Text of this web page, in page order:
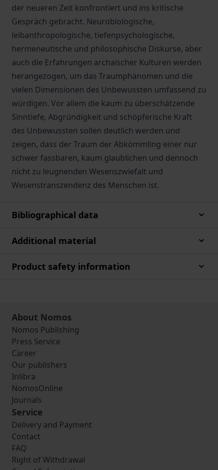
der neueren Zeit konfrontiert und ins kritische
Gespräch gebracht. Neurobiologische,
leibanthropologische, tiefenpsychologische,
hermeneutische und philosophische Diskurse, aber
auch die Erfahrungen archaischer Kulturen werden
herangezogen, um das Traumphänomen und die
vielen Dimensionen des Unbewussten umfassend zu
würdigen. Vor allem die kaum zu überschätzende
Sinntiefe, Abgründigkeit und schöpferische Kraft
des Unbewussten sollen deutlich werden und
zeigen, dass der Traum der Abkömmling einer nur
schwer fassbaren, kaum glaublichen und dennoch
nicht zu leugnenden Wesenszwiefalt und
Wesenstranszendenz des Menschen ist.
Bibliographical data
Additional material
Product safety information
About Nomos
Nomos Publishing
Press Service
Career
Our publishers
Inlibra
NomosOnline
Journals
Service
Delivery and Payment
Contact
FAQ
Right of Withdrawal